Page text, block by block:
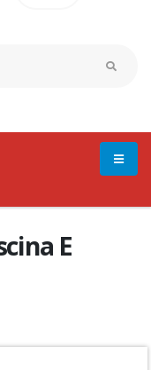
E